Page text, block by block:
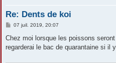
Re: Dents de koi
M
s
a
07 juil. 2019, 20:07
Chez moi lorsque les poissons
regarderai le bac de quarantaine si il